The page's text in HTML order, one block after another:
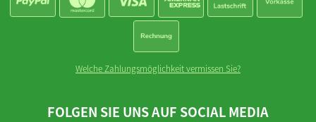
Welche Zahlungsmöglichkeit vermissen Sie?
FOLGEN SIE UNS AUF SOCIAL MEDIA